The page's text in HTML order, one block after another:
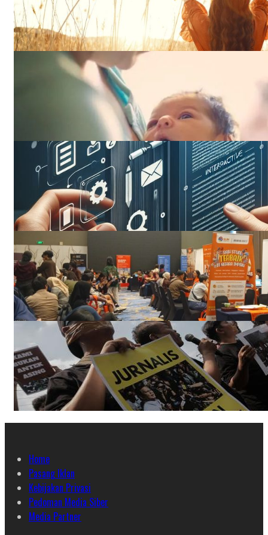
Home
Pasang Iklan
Kebijakan Privasi
Pedoman Media Siber
Media Partner